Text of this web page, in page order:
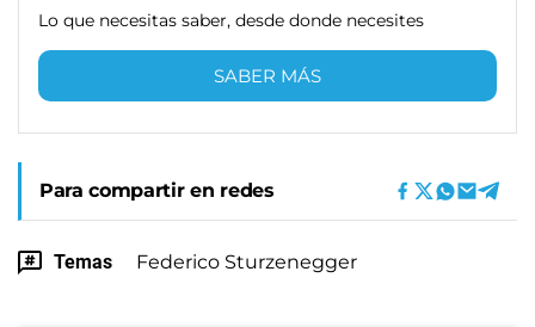
Lo que necesitas saber, desde donde necesites
SABER MÁS
Para compartir en redes
Temas Federico Sturzenegger